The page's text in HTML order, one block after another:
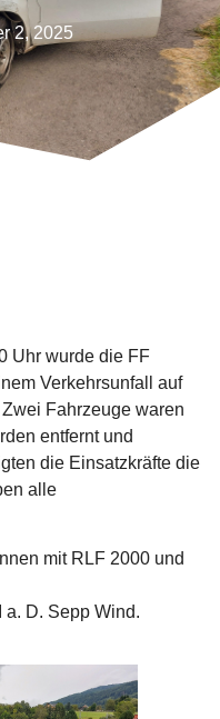
2, 2025
Uhr wurde die FF
Verkehrsunfall auf
Fahrzeuge waren
entfernt und
die Einsatzkräfte die
alle
mit RLF 2000 und
D. Sepp Wind.